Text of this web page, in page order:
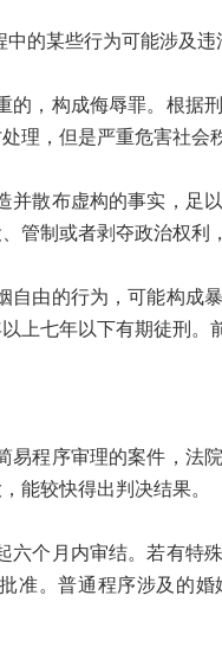
某些行为可能涉及违
构成侮辱罪。根据
理，但是严重危害社会
布虚构的事实，足
管制或者剥夺政治权利
的行为，可能构成
上七年以下有期徒刑。
序审理的案件，法
能较快得出判决结果。
月内审结。若有特
准。普通程序涉及的